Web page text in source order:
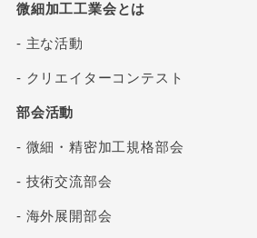
微細加工工業会とは
- 主な活動
- クリエイターコンテスト
部会活動
- 微細・精密加工規格部会
- 技術交流部会
- 海外展開部会